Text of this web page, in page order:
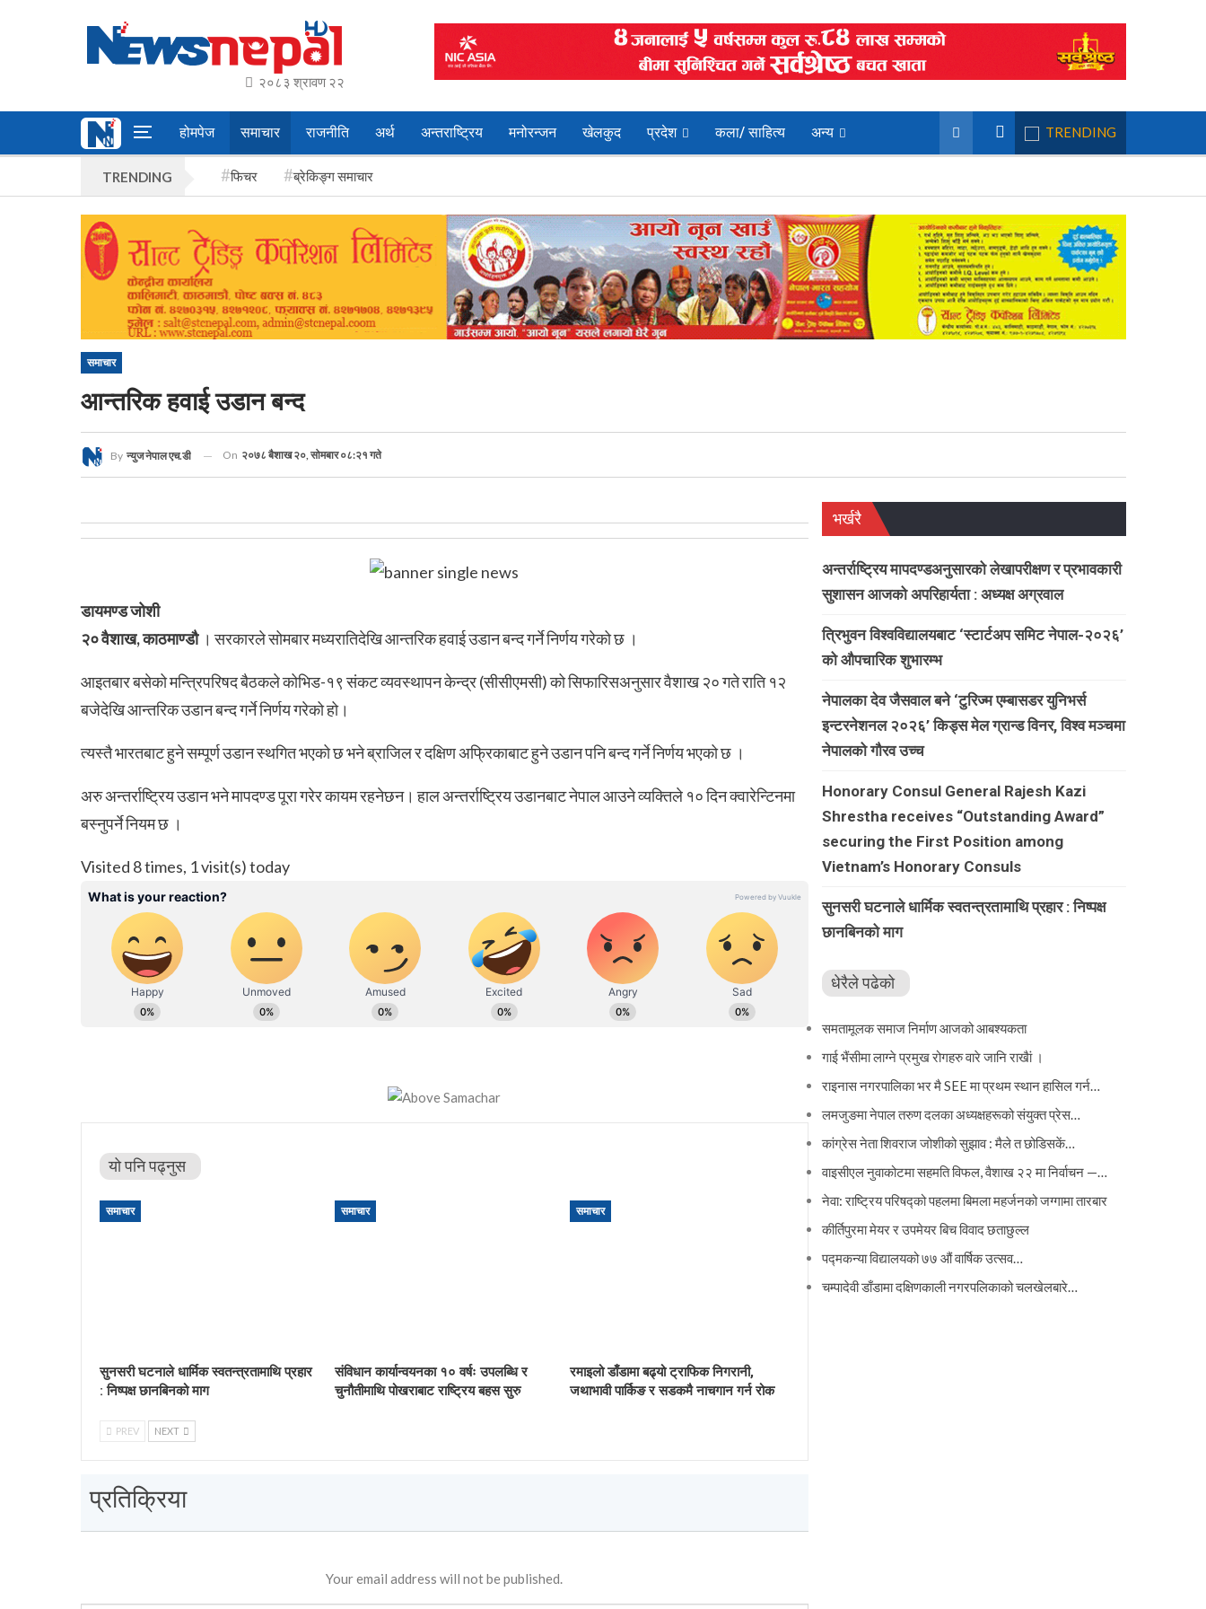
२०८३ श्रावण २२
होमपेज समाचार राजनीति अर्थ अन्तराष्ट्रिय मनोरन्जन खेलकुद प्रदेश कला/ साहित्य अन्य TRENDING
TRENDING फिचर ब्रेकिङ्ग समाचार
समाचार
आन्तरिक हवाई उडान बन्द
By न्युज नेपाल एच.डी On २०७८ बैशाख २०, सोमबार ०८:२१ गते
डायमण्ड जोशी
२० वैशाख, काठमाण्डौ। सरकारले सोमबार मध्यरातिदेखि आन्तरिक हवाई उडान बन्द गर्ने निर्णय गरेको छ ।
आइतबार बसेको मन्त्रिपरिषद बैठकले कोभिड-१९ संकट व्यवस्थापन केन्द्र (सीसीएमसी) को सिफारिसअनुसार वैशाख २० गते राति १२
बजेदेखि आन्तरिक उडान बन्द गर्ने निर्णय गरेको हो।
त्यस्तै भारतबाट हुने सम्पूर्ण उडान स्थगित भएको छ भने ब्राजिल र दक्षिण अफ्रिकाबाट हुने उडान पनि बन्द गर्ने निर्णय भएको छ ।
अरु अन्तर्राष्ट्रिय उडान भने मापदण्ड पूरा गरेर कायम रहनेछन। हाल अन्तर्राष्ट्रिय उडानबाट नेपाल आउने व्यक्तिले १० दिन क्वारेन्टिनमा
बस्नुपर्ने नियम छ ।
Visited 8 times, 1 visit(s) today
यो पनि पढ्नुस
समाचार
सुनसरी घटनाले धार्मिक स्वतन्त्रतामाथि प्रहार
: निष्पक्ष छानबिनको माग
समाचार
संविधान कार्यान्वयनका १० वर्षः उपलब्धि र
चुनौतीमाथि पोखराबाट राष्ट्रिय बहस सुरु
समाचार
रमाइलो डाँडामा बढ्यो ट्राफिक निगरानी,
जथाभावी पार्किङ र सडकमै नाचगान गर्न रोक
PREV NEXT
प्रतिक्रिया
Your email address will not be published.
भर्खरै
अन्तर्राष्ट्रिय मापदण्डअनुसारको लेखापरीक्षण र प्रभावकारी
सुशासन आजको अपरिहार्यता : अध्यक्ष अग्रवाल
त्रिभुवन विश्वविद्यालयबाट ‘स्टार्टअप समिट नेपाल-२०२६’
को औपचारिक शुभारम्भ
नेपालका देव जैसवाल बने ‘टुरिज्म एम्बासडर युनिभर्स
इन्टरनेशनल २०२६’ किड्स मेल ग्रान्ड विनर, विश्व मञ्चमा
नेपालको गौरव उच्च
Honorary Consul General Rajesh Kazi
Shrestha receives “Outstanding Award”
securing the First Position among
Vietnam’s Honorary Consuls
सुनसरी घटनाले धार्मिक स्वतन्त्रतामाथि प्रहार : निष्पक्ष
छानबिनको माग
धेरैले पढेको
समतामूलक समाज निर्माण आजको आबश्यकता
गाई भैंसीमा लाग्ने प्रमुख रोगहरु वारे जानि राखैां ।
राइनास नगरपालिका भर मै SEE मा प्रथम स्थान हासिल गर्न…
लमजुङमा नेपाल तरुण दलका अध्यक्षहरूको संयुक्त प्रेस…
कांग्रेस नेता शिवराज जोशीको सुझाव : मैले त छोडिसकें…
वाइसीएल नुवाकोटमा सहमति विफल, वैशाख २२ मा निर्वाचन —…
नेवा: राष्ट्रिय परिषद्को पहलमा बिमला महर्जनको जग्गामा तारबार
कीर्तिपुरमा मेयर र उपमेयर बिच विवाद छताछुल्ल
पद्मकन्या विद्यालयको ७७ औं ‌‌वार्षिक ‌उत्सव…
चम्पादेवी डाँडामा दक्षिणकाली नगरपलिकाको चलखेलबारे…